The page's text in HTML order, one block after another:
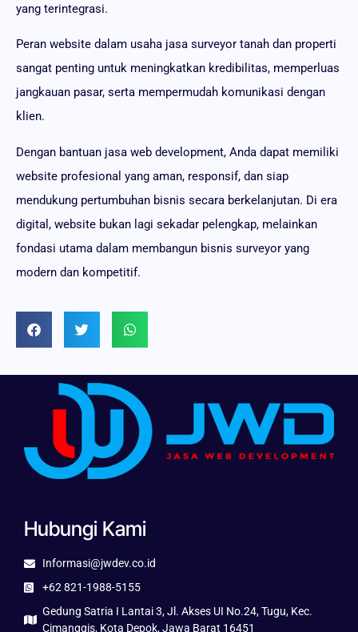
yang terintegrasi.
Peran website dalam usaha jasa surveyor tanah dan properti
sangat penting untuk meningkatkan kredibilitas, memperluas
jangkauan pasar, serta mempermudah komunikasi dengan
klien.
Dengan bantuan jasa web development, Anda dapat memiliki
website profesional yang aman, responsif, dan siap
mendukung pertumbuhan bisnis secara berkelanjutan. Di era
digital, website bukan lagi sekadar pelengkap, melainkan
fondasi utama dalam membangun bisnis surveyor yang
modern dan kompetitif.
Hubungi Kami
Informasi@jwdev.co.id
+62 821-1988-5155
Gedung Satria I Lantai 3, Jl. Akses UI No.24, Tugu, Kec.
Cimanggis, Kota Depok, Jawa Barat 16451